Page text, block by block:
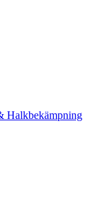
Halkbekämpning